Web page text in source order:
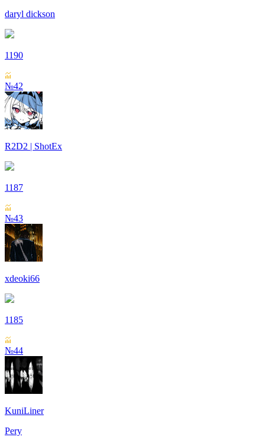
daryl dickson
1190
№42
R2D2 | ShotEx
1187
№43
xdeoki66
1185
№44
KuniLiner
Pery